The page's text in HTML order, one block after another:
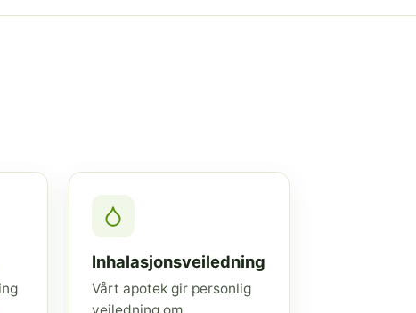
Inhalasjonsveiledning
Vårt apotek gir personlig